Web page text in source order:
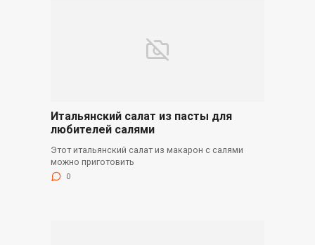
Итальянский салат из пасты для
любителей салями
Этот итальянский салат из макарон с салями
можно приготовить
0